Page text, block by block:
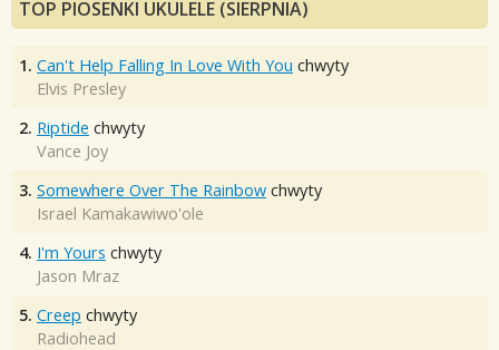
TOP PIOSENKI UKULELE (SIERPNIA)
1. Can't Help Falling In Love With You chwyty
Elvis Presley
2. Riptide chwyty
Vance Joy
3. Somewhere Over The Rainbow chwyty
Israel Kamakawiwo'ole
4. I'm Yours chwyty
Jason Mraz
5. Creep chwyty
Radiohead